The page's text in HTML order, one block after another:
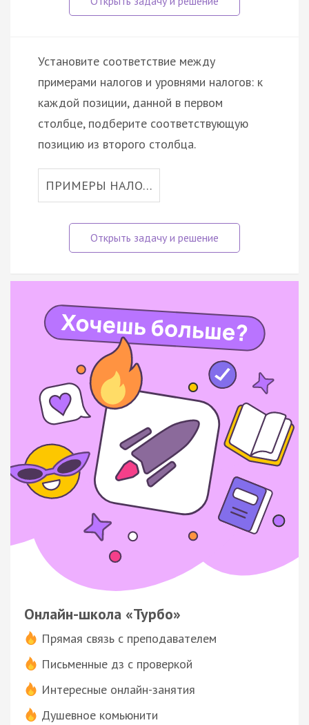
Установите соответствие между
примерами налогов и уровнями налогов: к
каждой позиции, данной в первом
столбце, подберите соответствующую
позицию из второго столбца.
ПРИМЕРЫ НАЛО…
Онлайн-школа «Турбо»
Прямая связь с преподавателем
Письменные дз с проверкой
Интересные онлайн-занятия
Душевное комьюнити